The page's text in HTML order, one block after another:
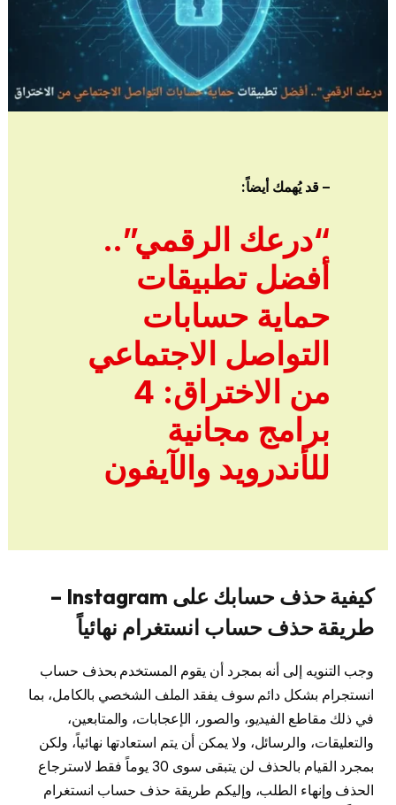
– قد يُهمك أيضاً:
“درعك الرقمي”..
أفضل تطبيقات
حماية حسابات
التواصل الاجتماعي
من الاختراق: 4
برامج مجانية
للأندرويد والآيفون
كيفية حذف حسابك على Instagram –
طريقة حذف حساب انستغرام نهائياً
وجب التنويه إلى أنه بمجرد أن يقوم المستخدم بحذف حساب
انستجرام بشكل دائم سوف يفقد الملف الشخصي بالكامل، بما
في ذلك مقاطع الفيديو، والصور، الإعجابات، والمتابعين،
والتعليقات، والرسائل، ولا يمكن أن يتم استعادتها نهائياً، ولكن
بمجرد القيام بالحذف لن يتبقى سوى 30 يوماً فقط لاسترجاع
الحذف وإنهاء الطلب، وإليكم طريقة حذف حساب انستغرام